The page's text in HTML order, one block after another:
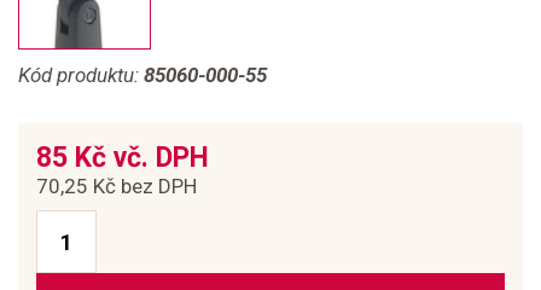
Kód produktu: 85060-000-55
85 Kč vč. DPH
70,25 Kč bez DPH